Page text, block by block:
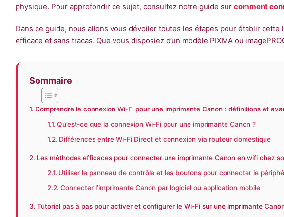
physique. Pour approfondir ce sujet, consultez notre guide sur comment
Dans ce guide, nous allons vous dévoiler toutes les étapes pour établir
efficace et sans tracas. Que vous disposiez d’un modèle PIXMA ou
Sommaire
Comprendre la connexion Wi-Fi pour une imprimante Canon : définitions et
Qu’est-ce que la connexion Wi-Fi pour une imprimante Canon ?
Différences entre Wi-Fi Direct et connexion via routeur domestique
Les méthodes efficaces pour connecter une imprimante Canon en wifi chez
Utiliser le panneau de contrôle et les boutons pour connecter le
Connecter l’imprimante Canon par logiciel ou application mobile
Tutoriel pas à pas pour activer et configurer le Wi-Fi sur une imprimante